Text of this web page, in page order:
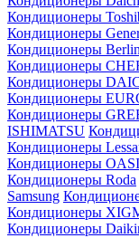
Кондиционеры
Кондиционеры
Кондиционеры
Кондиционеры
Кондиционеры
Кондиционеры
Кондиционеры
ISHIMATSU
Кондиционеры
Кондиционеры
Кондиционеры Roda
Samsung
Кондиционеры
Кондиционеры